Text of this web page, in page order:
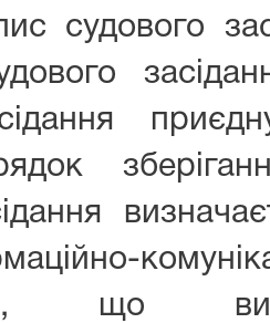
судового
що